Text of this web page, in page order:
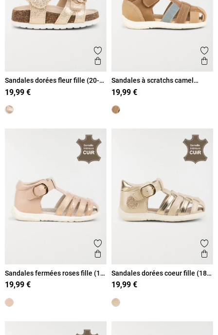
Ajouter aux favoris
Aperçu rapide
Sandales dorées fleur fille (20-
23)
19,99 €
Sandales à scratchs camel
garçon (18-23)
19,99 €
Ajouter aux favoris
Aperçu rapide
Sandales fermées roses fille (18-
23)
19,99 €
Sandales dorées coeur fille (18-
23)
19,99 €